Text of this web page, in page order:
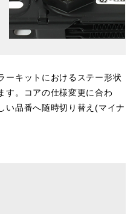
ーキットにおけるステー形状
す。コアの仕様変更に合わ
い品番へ随時切り替え(マイナ